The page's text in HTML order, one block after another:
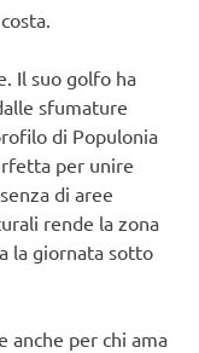
Il suo golfo ha
sfumature
di Populonia
per unire
di aree
rende la zona
la giornata sotto
anche per chi ama